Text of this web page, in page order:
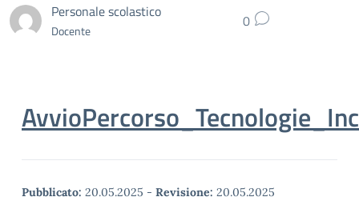
Personale scolastico
Docente 0
Pubblicato: 20.05.2025 - Revisione: 20.05.2025